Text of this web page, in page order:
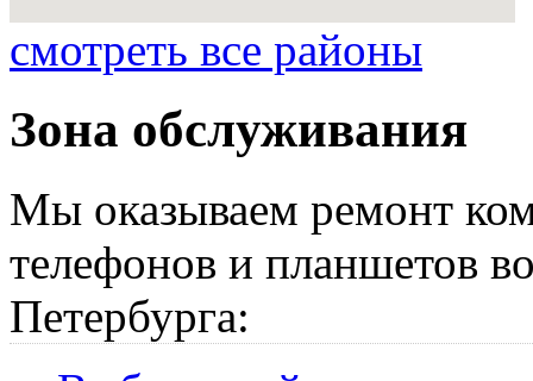
смотреть все районы
Зона обслуживания
Мы оказываем ремонт
телефонов и планшетов
Петербурга: